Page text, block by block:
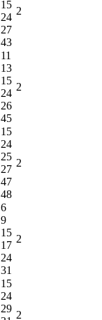
15
24
27
43
2
11
13
15
24
26
45
2
15
24
25
27
47
48
2
6
9
15
17
24
31
2
15
24
29
2